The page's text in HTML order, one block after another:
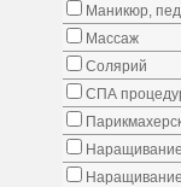
Маникюр,
Массаж
Солярий
СПА